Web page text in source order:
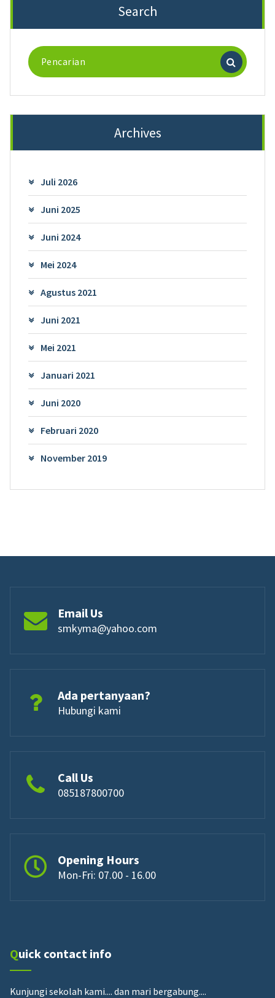
Search
Pencarian
untuk:
Archives
Juli 2026
Juni 2025
Juni 2024
Mei 2024
Agustus 2021
Juni 2021
Mei 2021
Januari 2021
Juni 2020
Februari 2020
November 2019
Email Us
smkyma@yahoo.com
Ada pertanyaan?
Hubungi kami
Call Us
085187800700
Opening Hours
Mon-Fri: 07.00 - 16.00
Quick contact info
Kunjungi sekolah kami.... dan mari bergabung....